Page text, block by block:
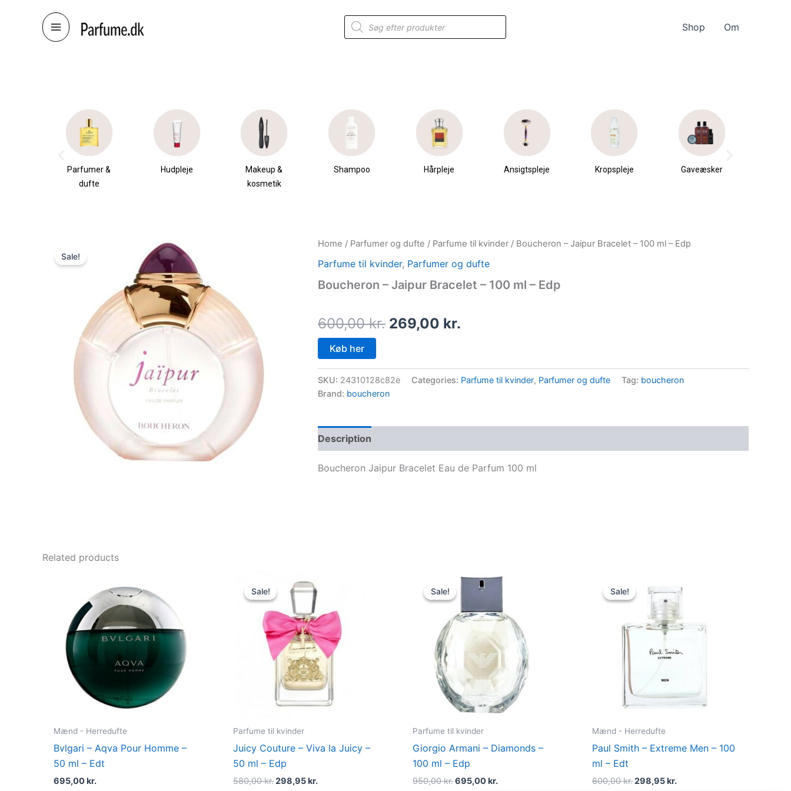
Products
search
Shop Om
Parfumer &
dufte
Hudpleje
Makeup &
kosmetik
Shampoo Hårpleje Ansigtspleje Kropspleje Gaveæsker
Sale!
Home / Parfumer og dufte / Parfume til kvinder / Boucheron – Jaipur Bracelet – 100 ml – Edp
Parfume til kvinder, Parfumer og dufte
Boucheron – Jaipur Bracelet – 100 ml – Edp
600,00kr.
Original
price
was:
600,00 kr..
269,00 kr.
Current
price
is:
Køb her
SKU: 24310128c82e Categories: Parfume til kvinder, Parfumer og dufte Tag: boucheron
Brand: boucheron
Description
Boucheron Jaipur Bracelet Eau de Parfum 100 ml
Related products
Mænd - Herredufte
Bvlgari – Aqva Pour Homme –
50 ml – Edt
695,00kr.
Sale!
Sale!
Parfume til kvinder
Juicy Couture – Viva la Juicy –
50 ml – Edp
580,00kr.
price
was:
580,00 kr..
298,95kr.
Sale!
Sale!
Parfume til kvinder
Giorgio Armani – Diamonds –
100 ml – Edp
950,00kr.
Original
was:
695,00kr.
Current
price
is:
695,00 kr..
Sale!
Sale!
Mænd - Herredufte
Paul Smith – Extreme Men – 100
ml – Edt
600,00kr.
price
was:
600,00 kr..
298,95kr.
price
is: